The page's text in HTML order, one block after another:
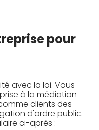
pour
avec la loi. Vous
à la médiation
clients des
d'ordre public.
ci-après :